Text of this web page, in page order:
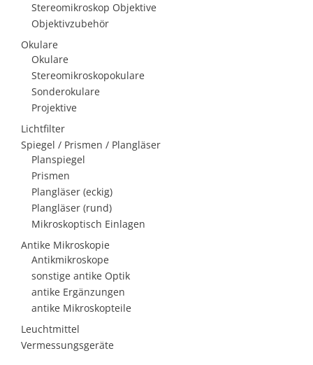
Stereomikroskop Objektive
Objektivzubehör
Okulare
Okulare
Stereomikroskopokulare
Sonderokulare
Projektive
Lichtfilter
Spiegel / Prismen / Plangläser
Planspiegel
Prismen
Plangläser (eckig)
Plangläser (rund)
Mikroskoptisch Einlagen
Antike Mikroskopie
Antikmikroskope
sonstige antike Optik
antike Ergänzungen
antike Mikroskopteile
Leuchtmittel
Vermessungsgeräte